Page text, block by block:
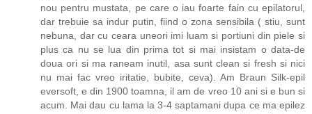
nou pentru mustata, pe care o iau foarte fain cu epilatorul,
dar trebuie sa indur putin, fiind o zona sensibila ( stiu, sunt
nebuna, dar cu ceara uneori imi luam si portiuni din piele si
plus ca nu se lua din prima tot si mai insistam o data-de
doua ori si ma raneam inutil, asa sunt clean si fresh si nici
nu mai fac vreo iritatie, bubite, ceva). Am Braun Silk-epil
eversoft, e din 1900 toamna, il am de vreo 10 ani si e bun si
acum. Mai dau cu lama la 3-4 saptamani dupa ce ma epilez